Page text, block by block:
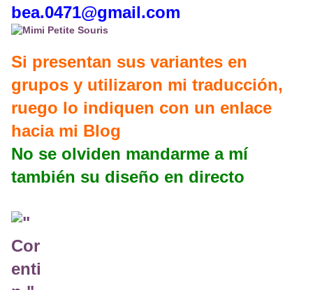
bea.0471@gmail.com
Si presentan sus variantes en
grupos y utilizaron mi traducción,
ruego lo indiquen con un enlace
hacia mi Blog
No se olviden mandarme a mí
también su diseño en directo